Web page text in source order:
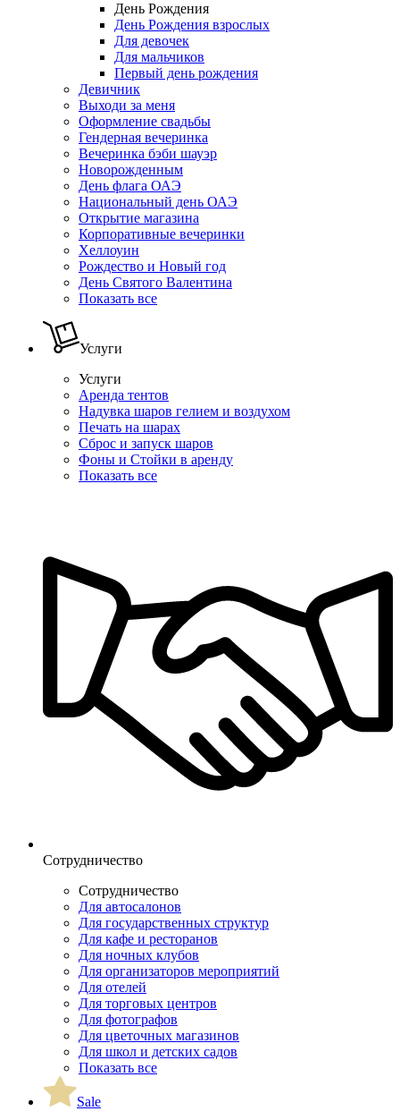
День Рождения
День Рождения взрослых
Для девочек
Для мальчиков
Первый день рождения
Девичник
Выходи за меня
Оформление свадьбы
Гендерная вечеринка
Вечеринка бэби шауэр
Новорожденным
День флага ОАЭ
Национальный день ОАЭ
Открытие магазина
Корпоративные вечеринки
Хеллоуин
Рождество и Новый год
День Святого Валентина
Показать все
Услуги
Услуги
Аренда тентов
Надувка шаров гелием и воздухом
Печать на шарах
Сброс и запуск шаров
Фоны и Стойки в аренду
Показать все
Сотрудничество
Сотрудничество
Для автосалонов
Для государственных структур
Для кафе и ресторанов
Для ночных клубов
Для организаторов мероприятий
Для отелей
Для торговых центров
Для фотографов
Для цветочных магазинов
Для школ и детских садов
Показать все
Sale